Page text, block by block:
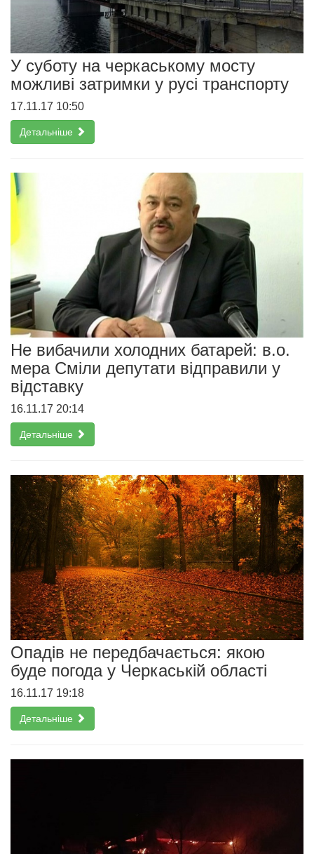
У суботу на черкаському мосту
можливі затримки у русі транспорту
17.11.17 10:50
Детальніше
Не вибачили холодних батарей: в.о.
мера Сміли депутати відправили у
відставку
16.11.17 20:14
Детальніше
Опадів не передбачається: якою
буде погода у Черкаській області
16.11.17 19:18
Детальніше